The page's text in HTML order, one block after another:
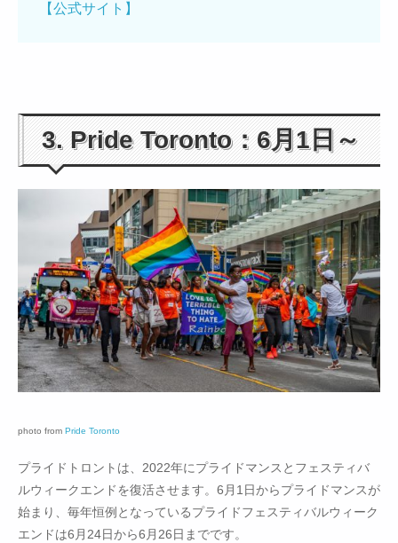
【公式サイト】
3. Pride Toronto：6月1日～
photo from Pride Toronto
プライドトロントは、2022年にプライドマンスとフェスティバ
ルウィークエンドを復活させます。6月1日からプライドマンスが
始まり、毎年恒例となっているプライドフェスティバルウィーク
エンドは6月24日から6月26日までです。